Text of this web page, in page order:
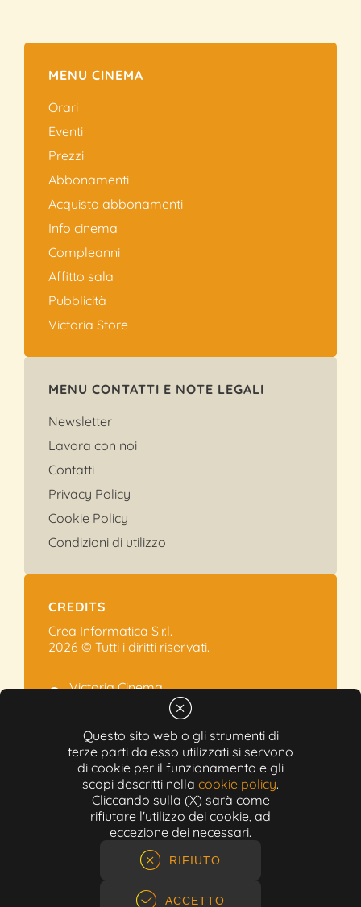
Questo sito web o gli strumenti di
terze parti da esso utilizzati si servono
di cookie per il funzionamento e gli
scopi descritti nella cookie policy.
Cliccando sulla (X) sarà come
rifiutare l'utilizzo dei cookie, ad
eccezione dei necessari.
RIFIUTO
ACCETTO
MENU CINEMA
Orari
Eventi
Prezzi
Abbonamenti
Acquisto abbonamenti
Info cinema
Compleanni
Affitto sala
Pubblicità
Victoria Store
MENU CONTATTI E NOTE LEGALI
Newsletter
Lavora con noi
Contatti
Privacy Policy
Cookie Policy
Condizioni di utilizzo
CREDITS
Crea Informatica S.r.l.
2026 © Tutti i diritti riservati.
Victoria Cinema
Via Ramelli, 101 - Modena
+39 059.454622
info@victoriacinema.it
Partita IVA: 02603471208
N-REA: 452611
Capitale sociale: 300.000,00€